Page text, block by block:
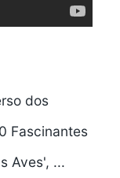
dos
Fascinantes
Aves', ...